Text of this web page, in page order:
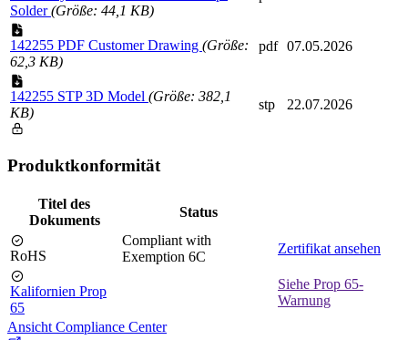
Solder(Größe: 44,1 KB)
142255 PDF Customer Drawing (Größe:
62,3 KB)
pdf 07.05.2026
142255 STP 3D Model (Größe: 382,1
KB)
stp 22.07.2026
Produktkonformität
Titel des
Dokuments
Status
RoHS
Compliant with
Exemption 6C
Zertifikat ansehen
Kalifornien Prop
65
Siehe Prop 65-
Warnung
Ansicht Compliance Center